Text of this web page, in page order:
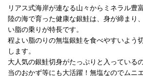
リアス式海岸が連なる山々からミネラル豊
陸の海で育った健康な銀鮭は、身が締まり
い脂の乗りが特長です。
程よい脂のりの無塩銀鮭を食べやすいよう
します。
大人気の銀鮭切身がたっぷりと入っている
当のおかず等にも大活躍！無塩なのでムニ